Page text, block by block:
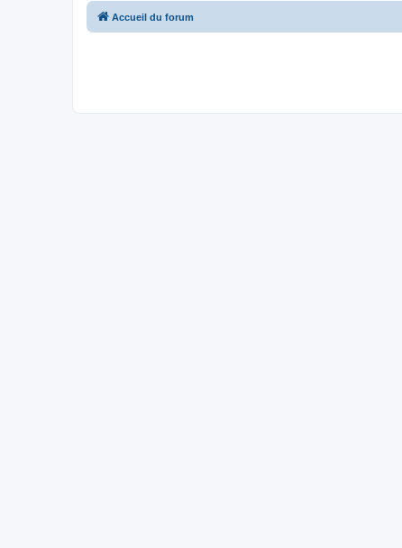
Accueil du forum